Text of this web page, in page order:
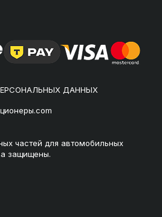
ДАННЫХ
частей для автомобильных
защищены.